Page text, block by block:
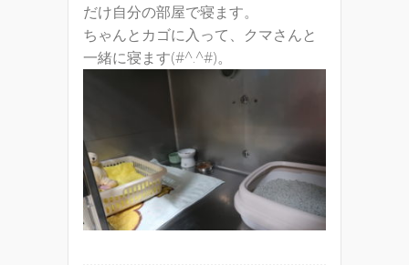
だけ自分の部屋で寝ます。
ちゃんとカゴに入って、クマさんと
一緒に寝ます(#^.^#)。